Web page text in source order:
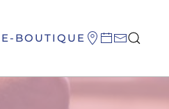
E-BOUTIQUE